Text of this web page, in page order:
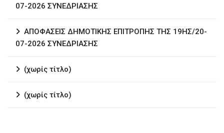
07-2026 ΣΥΝΕΔΡΙΑΣΗΣ
ΑΠΟΦΑΣΕΙΣ ΔΗΜΟΤΙΚΗΣ ΕΠΙΤΡΟΠΗΣ ΤΗΣ 19ΗΣ/20-
07-2026 ΣΥΝΕΔΡΙΑΣΗΣ
(χωρίς τίτλο)
(χωρίς τίτλο)